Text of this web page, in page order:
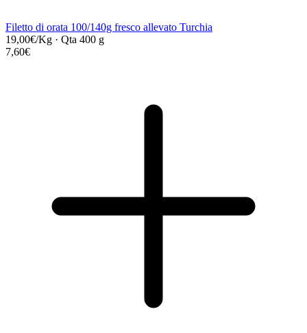
Filetto di orata 100/140g fresco allevato Turchia
19,00€/Kg · Qta 400 g
7,60€